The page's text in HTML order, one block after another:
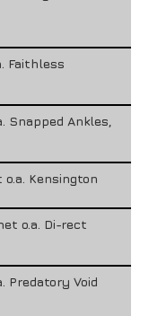
Faithless
Snapped Ankles,
Kensington
o.a. Di-rect
Predatory Void